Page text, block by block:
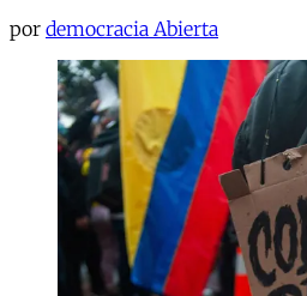
por democracia Abierta